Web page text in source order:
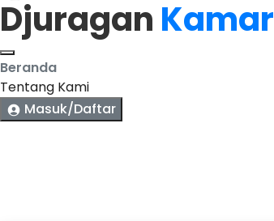
Djuragan Kamar
Beranda
Tentang Kami
Masuk/Daftar